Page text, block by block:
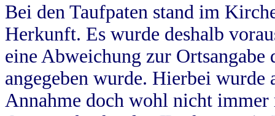
Bei den Taufpaten stand im
Herkunft. Es wurde deshalb
eine Abweichung zur
angegeben wurde. Hierbei wurde
Annahme doch wohl nicht